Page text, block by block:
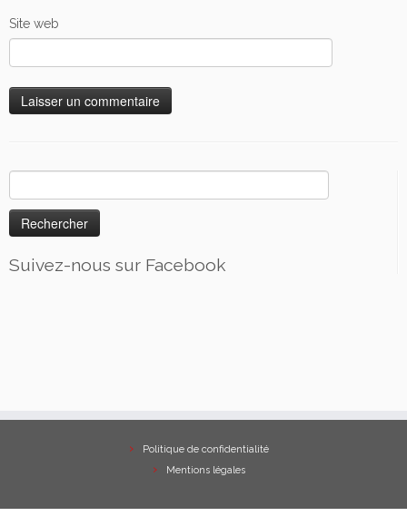
Site web
Suivez-nous sur Facebook
Politique de confidentialité
Mentions légales